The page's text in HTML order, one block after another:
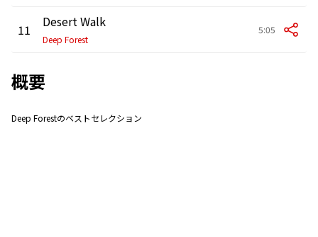
11 Desert Walk
Deep Forest
5:05
概要
Deep Forestのベストセレクション